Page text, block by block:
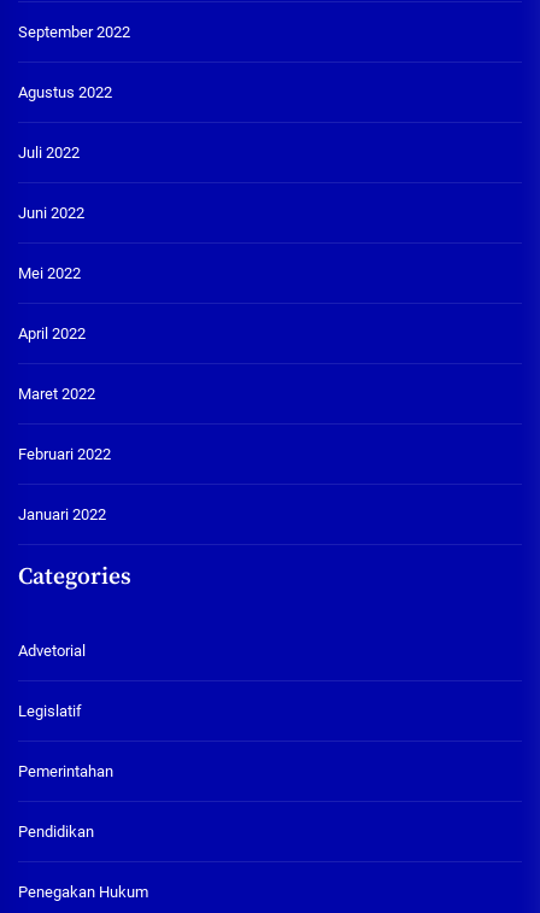
September 2022
Agustus 2022
Juli 2022
Juni 2022
Mei 2022
April 2022
Maret 2022
Februari 2022
Januari 2022
Categories
Advetorial
Legislatif
Pemerintahan
Pendidikan
Penegakan Hukum